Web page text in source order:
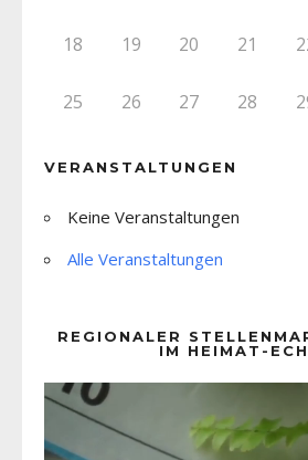
18 19 20 21
25 26 27 28
VERANSTALTUNGEN
Keine Veranstaltungen
Alle Veranstaltungen
REGIONALER
IM HEIMAT-
Player